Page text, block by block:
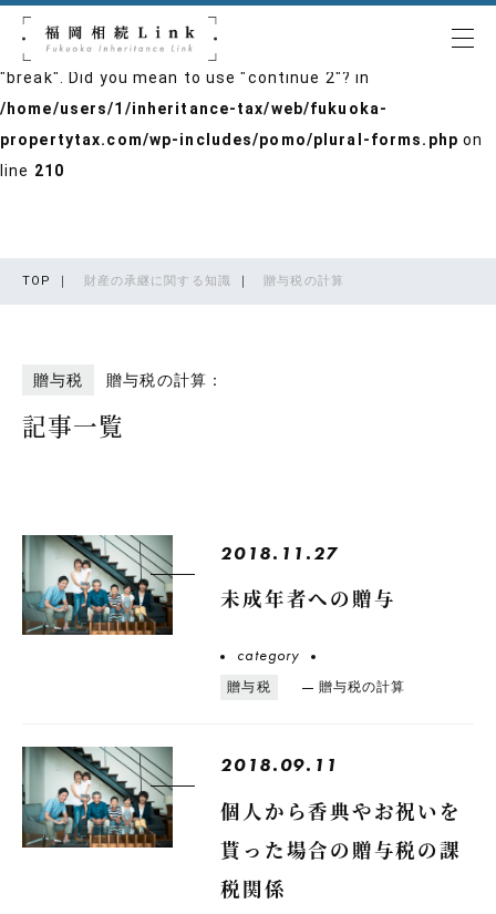
Warning: "continue" targeting switch is equivalent to
"break". Did you mean to use "continue 2"? in
/home/users/1/inheritance-tax/web/fukuoka-
propertytax.com/wp-includes/pomo/plural-forms.php on
line 210
TOP 財産の承継に関する知識 贈与税の計算
贈与税 贈与税の計算：
記事一覧
2018.11.27
未成年者への贈与
category
贈与税 贈与税の計算
2018.09.11
個人から香典やお祝いを
貰った場合の贈与税の課
税関係